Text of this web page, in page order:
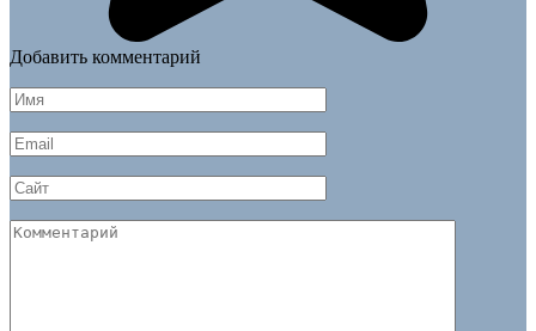
Добавить комментарий
Имя
*
Email
*
Сайт
Комментарий